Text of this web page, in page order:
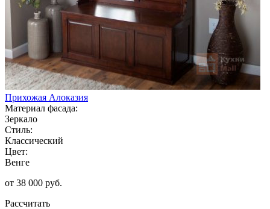
Прихожая Алоказия
Материал фасада:
Зеркало
Стиль:
Классический
Цвет:
Венге
от 38 000 руб.
Рассчитать